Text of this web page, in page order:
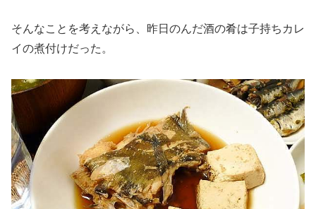
そんなことを考えながら、昨日のんだ酒の肴は子持ちカレ
イの煮付けだった。